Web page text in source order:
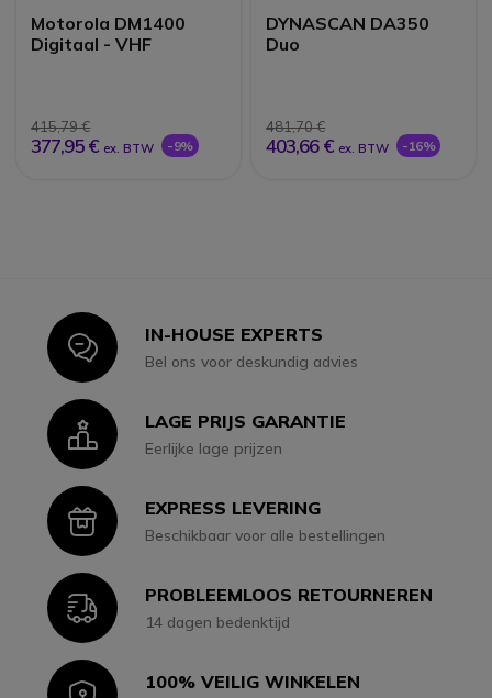
Motorola DM1400
Digitaal - VHF
415,79 €
377,95 € ex. BTW -9%
DYNASCAN DA350
Duo
481,70 €
403,66 € ex. BTW -16%
IconIN-HOUSE EXPERTS
Bel ons voor deskundig advies
IconLAGE PRIJS GARANTIE
Eerlijke lage prijzen
IconEXPRESS LEVERING
Beschikbaar voor alle bestellingen
IconPROBLEEMLOOS RETOURNEREN
14 dagen bedenktijd
100% VEILIG WINKELEN